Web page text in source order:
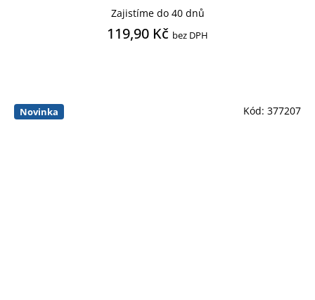
Zajistíme do 40 dnů
119,90 Kč bez DPH
Novinka Kód: 377207